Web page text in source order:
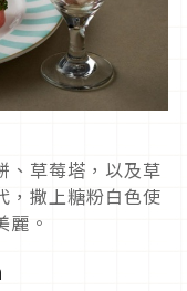
、草莓塔，以及草
，撒上糖粉白色使
麗。